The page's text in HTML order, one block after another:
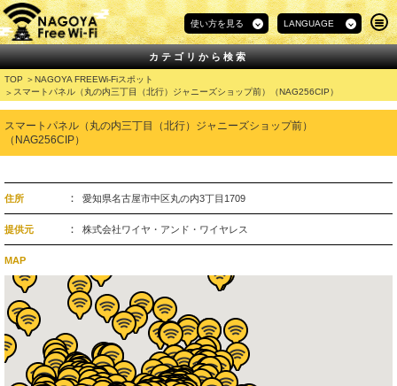
使い方を見る LANGUAGE
カテゴリから検索
TOP
NAGOYA FREEWi-Fiスポット
スマートパネル（丸の内三丁目（北行）ジャニーズショップ前）（NAG256CIP）
スマートパネル（丸の内三丁目（北行）ジャニーズショップ前）
（NAG256CIP）
住所 愛知県名古屋市中区丸の内3丁目1709
提供元 株式会社ワイヤ・アンド・ワイヤレス
MAP